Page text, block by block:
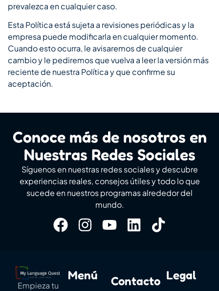
prevalezca en cualquier caso.
Esta Política está sujeta a revisiones periódicas y la
empresa puede modificarla en cualquier momento.
Cuando esto ocurra, le avisaremos de cualquier
cambio y le pediremos que vuelva a leer la versión más
reciente de nuestra Política y que confirme su
aceptación.
Conoce más de nosotros en
Nuestras Redes Sociales
Síguenos en nuestras redes sociales y descubre
experiencias reales, consejos útiles y todo lo que
sucede en nuestros programas alrededor del
mundo.
Empieza tu
Menú Contacto Legal